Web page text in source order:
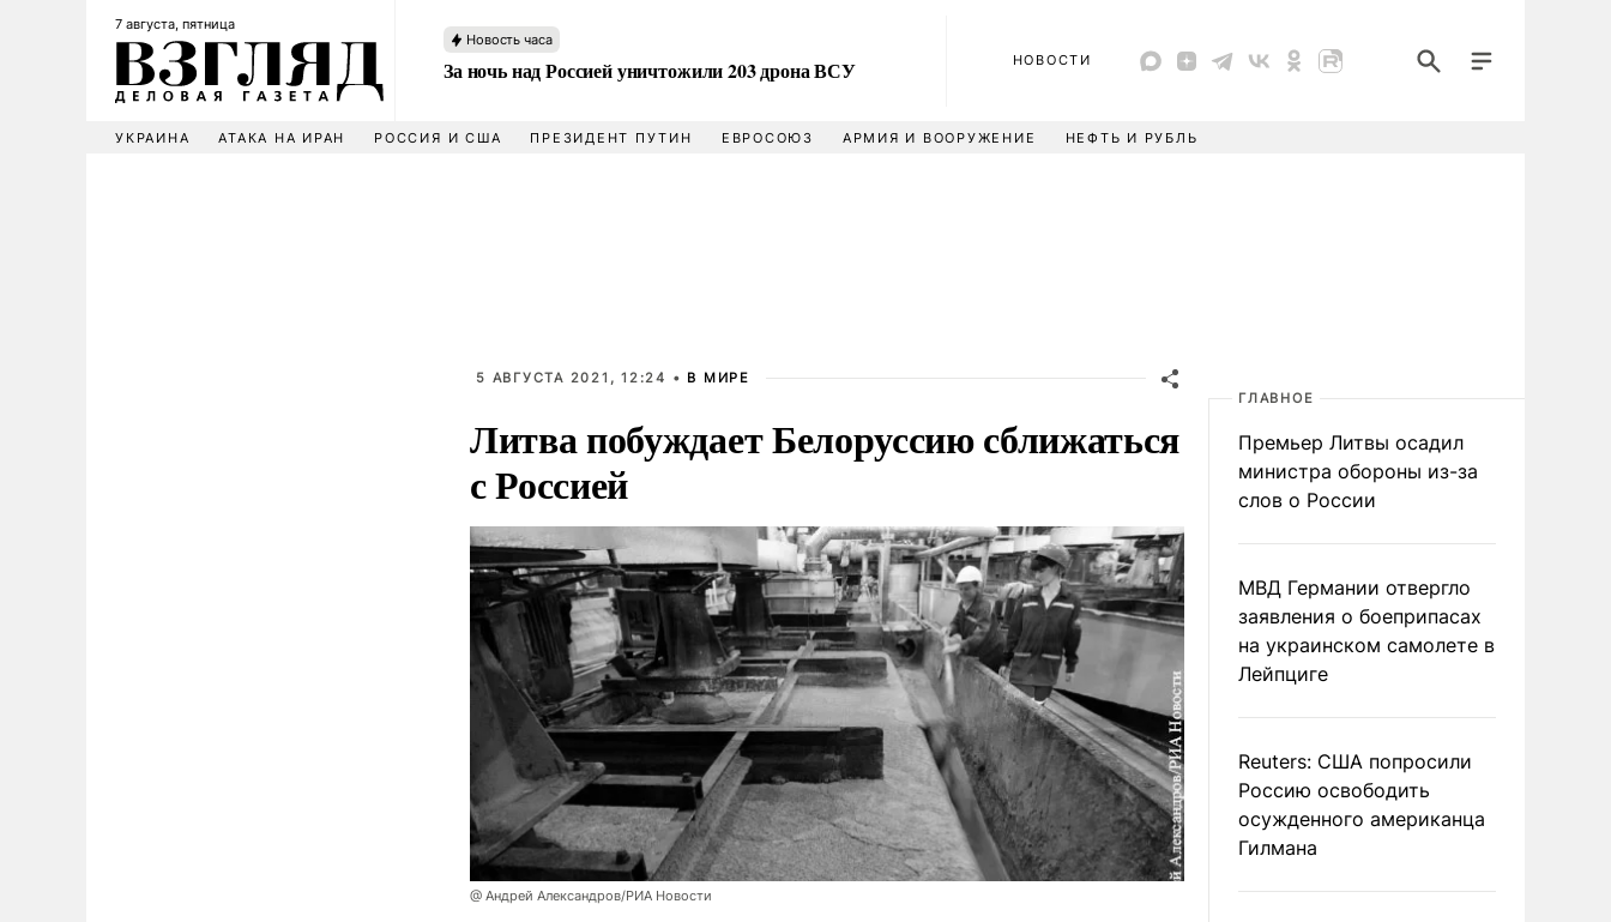
7 августа, пятница
Новость часа
За ночь над Россией уничтожили 203 дрона ВСУ НОВОСТИ
УКРАИНА АТАКА НА ИРАН РОССИЯ И США ПРЕЗИДЕНТ ПУТИН ЕВРОСОЮЗ АРМИЯ И ВООРУЖЕНИЕ НЕФТЬ И РУБЛЬ
5 АВГУСТА 2021, 12:24 • В МИРЕ
Литва побуждает Белоруссию сближаться
с Россией
@ Андрей Александров/РИА Новости
ГЛАВНОЕ
Премьер Литвы осадил
министра обороны из-за
слов о России
МВД Германии отвергло
заявления о боеприпасах
на украинском самолете в
Лейпциге
Reuters: США попросили
Россию освободить
осужденного американца
Гилмана